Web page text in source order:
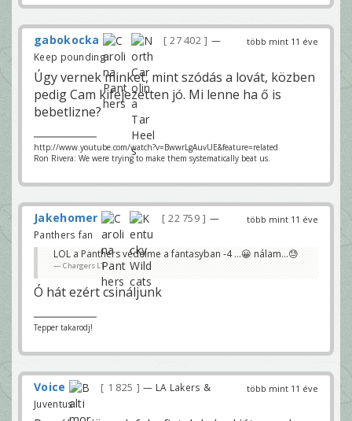
több mint 11 éve
gabokocka 27 402
—
Keep pounding
Úgy vernek minket, mint szódás a lovát, közben
pedig Cam kifejezetten jó. Mi lenne ha ő is
bebetlizne?
http://www.youtube.com/watch?v=BwwrLgAuvUE&feature=related
Ron Rivera: We were trying to make them systematically beat us.
több mint 11 éve
Jakehomer 22 759
—
Panthers fan
LOL a Panthers védelme a fantasyban -4 ...😀 nálam...😓
Chargers LT
Ó hát ezért csináljunk
Tepper takarodj!
több mint 11 éve
Voice 1 825
— LA Lakers &
Juventus